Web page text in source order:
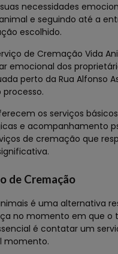
necessidades
e seguindo até a
escolhido.
de Cremação Vida
dos
perto da Rua
os serviços
e acompanhamento
de cremação que
de Cremação
é uma alternativa
no momento em que
é contatar um
momento.